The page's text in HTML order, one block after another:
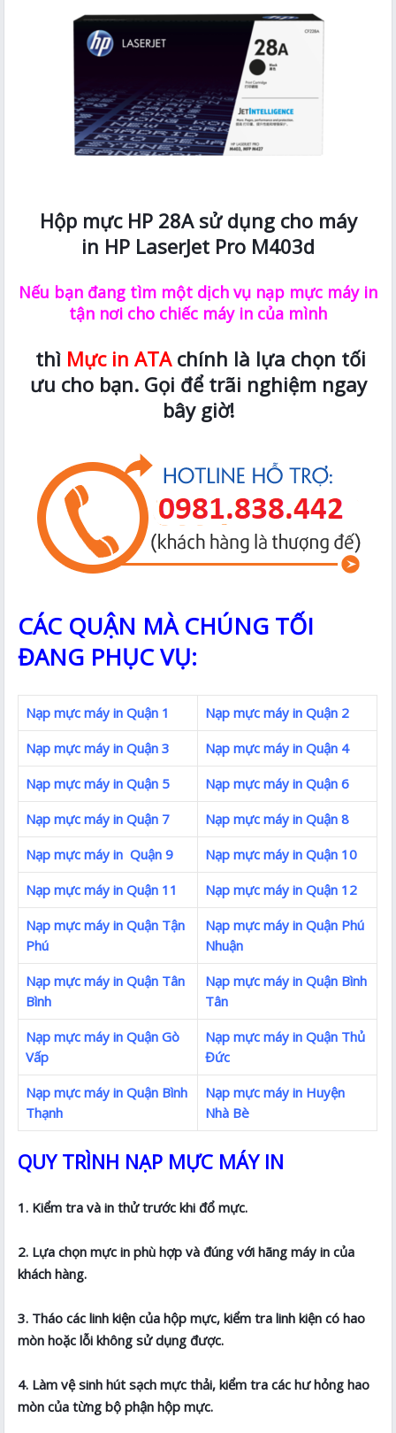
Hộp mực HP 28A sử dụng cho máy
in HP LaserJet Pro M403d
Nếu bạn đang tìm một dịch vụ nạp mực máy in
tận nơi cho chiếc máy in của mình
thì Mực in ATAchính là lựa chọn tối
ưu cho bạn. Gọi để trãi nghiệm ngay
bây giờ!
CÁC QUẬN MÀ CHÚNG TỐI
ĐANG PHỤC VỤ:
Nạp mực máy in Quận 1
Nạp mực máy in Quận 2
Nạp mực máy in Quận 3
Nạp mực máy in Quận 4
Nạp mực máy in Quận 5
Nạp mực máy in Quận 6
Nạp mực máy in Quận 7
Nạp mực máy in Quận 8
Nạp mực máy in Quận 9
Nạp mực máy in Quận 10
Nạp mực máy in Quận 11
Nạp mực máy in Quận 12
Nạp mực máy in Quận Tận
Phú
Nạp mực máy in Quận Phú
Nhuận
Nạp mực máy in Quận Tân
Bình
Nạp mực máy in Quận Bình
Tân
Nạp mực máy in Quận Gò
Vấp
Nạp mực máy in Quận Thủ
Đức
Nạp mực máy in Quận Bình
Thạnh
Nạp mực máy in Huyện
Nhà Bè
QUY TRÌNH NẠP MỰC MÁY IN
1. Kiểm tra và in thử trước khi đổ mực.
2. Lựa chọn mực in phù hợp và đúng với hãng máy in của
khách hàng.
3. Tháo các linh kiện của hộp mực, kiểm tra linh kiện có hao
mòn hoặc lỗi không sử dụng được.
4. Làm vệ sinh hút sạch mực thải, kiểm tra các hư hỏng hao
mòn của từng bộ phận hộp mực.